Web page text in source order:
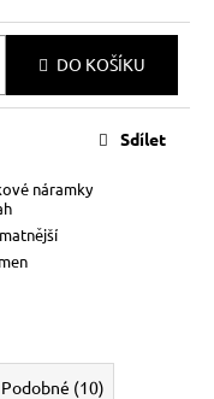
DO KOŠÍKU
náramky
Sdílet
Podobné (10)